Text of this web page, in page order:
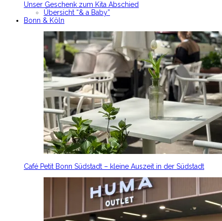
Unser Geschenk zum Kita Abschied
Übersicht “& a Baby”
Bonn & Köln
Café Petit Bonn Südstadt – kleine Auszeit in der Südstadt